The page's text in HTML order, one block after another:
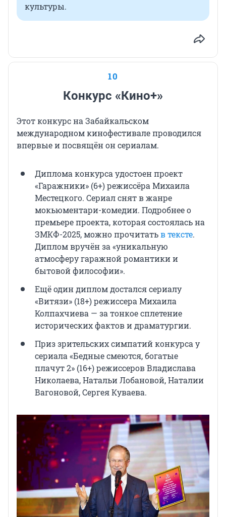
культуры.
10
Конкурс «Кино+»
Этот конкурс на Забайкальском
международном кинофестивале проводился
впервые и посвящён он сериалам.
Диплома конкурса удостоен проект
«Гаражники» (6+) режиссёра Михаила
Местецкого. Сериал снят в жанре
мокьюментари-комедии. Подробнее о
премьере проекта, которая состоялась на
ЗМКФ-2025, можно прочитатьв тексте.
Диплом вручён за «уникальную
атмосферу гаражной романтики и
бытовой философии».
Ещё один диплом достался сериалу
«Витязи» (18+) режиссера Михаила
Колпахчиева — за тонкое сплетение
исторических фактов и драматургии.
Приз зрительских симпатий конкурса у
сериала «Бедные смеются, богатые
плачут 2» (16+) режиссеров Владислава
Николаева, Натальи Лобановой, Наталии
Вагоновой, Сергея Куваева.